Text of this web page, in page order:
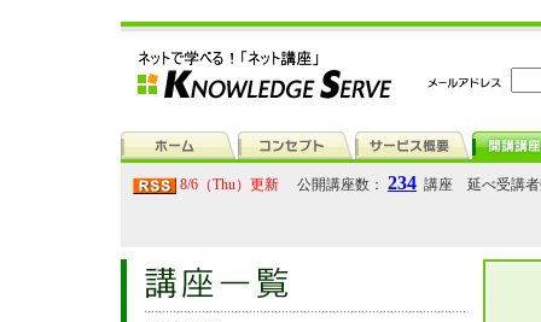
8/6（Thu）更新 公開講座数： 234 講座 延べ受講